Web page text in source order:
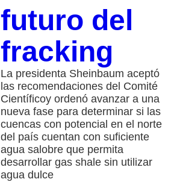
futuro del
fracking
La presidenta Sheinbaum aceptó
las recomendaciones del Comité
Científicoy ordenó avanzar a una
nueva fase para determinar si las
cuencas con potencial en el norte
del país cuentan con suficiente
agua salobre que permita
desarrollar gas shale sin utilizar
agua dulce